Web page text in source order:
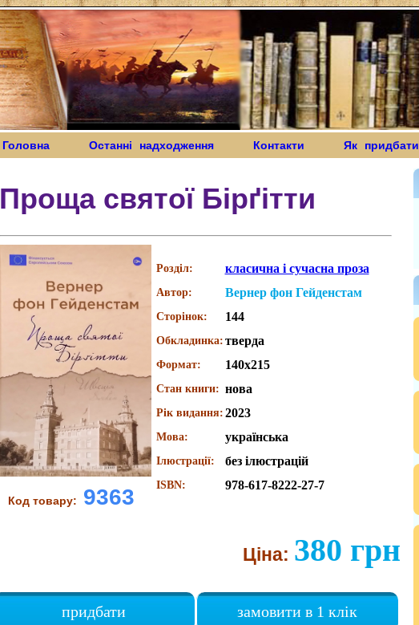
Головна Останні надходження Контакти Як придбати
Проща святої Бірґітти
Код товару: 9363
Розділ: класична і сучасна проза
Автор: Вернер фон Гейденстам
Сторінок: 144
Обкладинка: тверда
Формат: 140х215
Стан книги: нова
Рік видання: 2023
Мова: українська
Ілюстрації: без ілюстрацій
ISBN: 978-617-8222-27-7
Ціна: 380 грн
придбати замовити в 1 клік